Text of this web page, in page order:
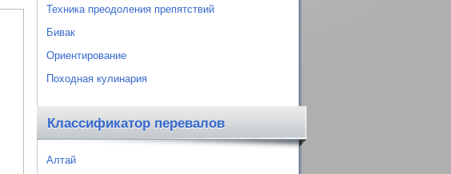
Техника преодоления препятствий
Бивак
Ориентирование
Походная кулинария
Классификатор перевалов
Алтай